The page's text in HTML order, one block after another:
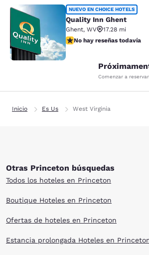
Quality Inn Ghent
2
NUEVO EN CHOICE HOTELS
Quality Inn Ghent
Ghent, WV
17.28 mi
No hay reseñas todavía
No hay reseñas todavía
Comenzar a reservar
Inicio Es Us West Virginia
Otras Princeton búsquedas
Todos los hoteles en Princeton
Boutique Hoteles en Princeton
Ofertas de hoteles en Princeton
Estancia prolongada Hoteles en